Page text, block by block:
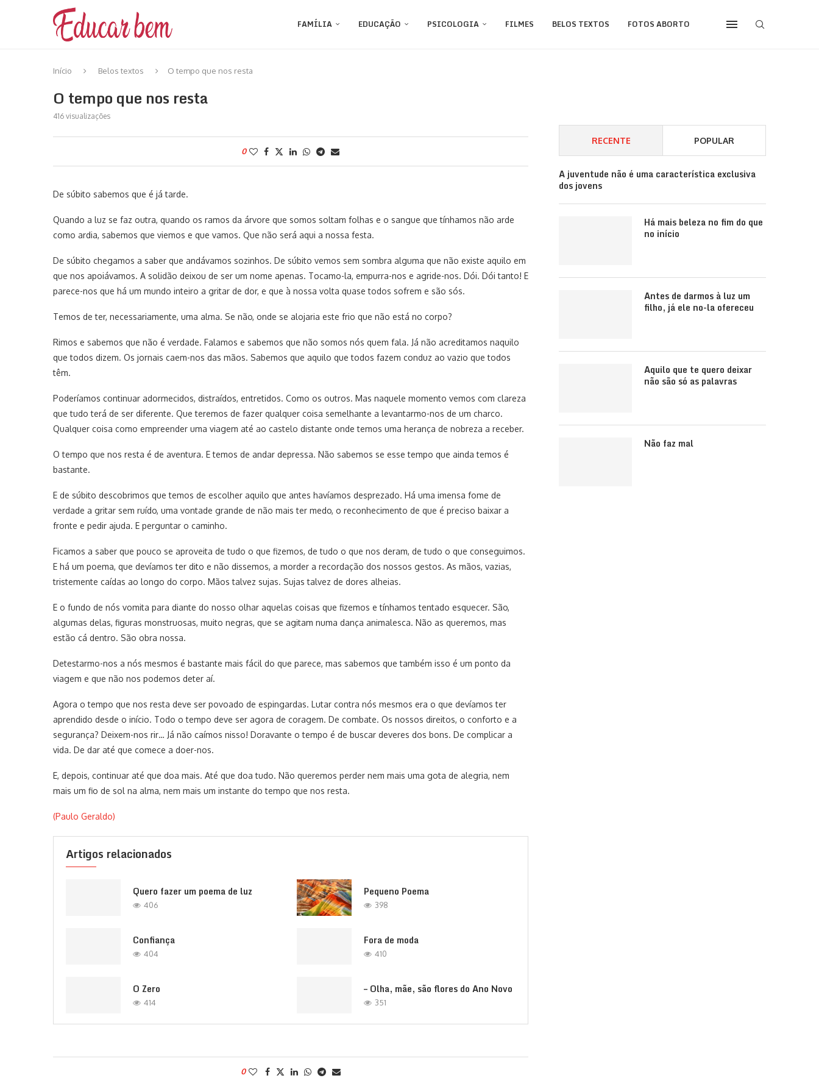
FAMÍLIA EDUCAÇÃO PSICOLOGIA FILMES BELOS TEXTOS FOTOS ABORTO
Início Belos textos O tempo que nos resta
O tempo que nos resta
416 visualizações
0
De súbito sabemos que é já tarde.
Quando a luz se faz outra, quando os ramos da árvore que somos soltam folhas e o sangue que tínhamos não arde
como ardia, sabemos que viemos e que vamos. Que não será aqui a nossa festa.
De súbito chegamos a saber que andávamos sozinhos. De súbito vemos sem sombra alguma que não existe aquilo em
que nos apoiávamos. A solidão deixou de ser um nome apenas. Tocamo-la, empurra-nos e agride-nos. Dói. Dói tanto! E
parece-nos que há um mundo inteiro a gritar de dor, e que à nossa volta quase todos sofrem e são sós.
Temos de ter, necessariamente, uma alma. Se não, onde se alojaria este frio que não está no corpo?
Rimos e sabemos que não é verdade. Falamos e sabemos que não somos nós quem fala. Já não acreditamos naquilo
que todos dizem. Os jornais caem-nos das mãos. Sabemos que aquilo que todos fazem conduz ao vazio que todos
têm.
Poderíamos continuar adormecidos, distraídos, entretidos. Como os outros. Mas naquele momento vemos com clareza
que tudo terá de ser diferente. Que teremos de fazer qualquer coisa semelhante a levantarmo-nos de um charco.
Qualquer coisa como empreender uma viagem até ao castelo distante onde temos uma herança de nobreza a receber.
O tempo que nos resta é de aventura. E temos de andar depressa. Não sabemos se esse tempo que ainda temos é
bastante.
E de súbito descobrimos que temos de escolher aquilo que antes havíamos desprezado. Há uma imensa fome de
verdade a gritar sem ruído, uma vontade grande de não mais ter medo, o reconhecimento de que é preciso baixar a
fronte e pedir ajuda. E perguntar o caminho.
Ficamos a saber que pouco se aproveita de tudo o que fizemos, de tudo o que nos deram, de tudo o que conseguimos.
E há um poema, que devíamos ter dito e não dissemos, a morder a recordação dos nossos gestos. As mãos, vazias,
tristemente caídas ao longo do corpo. Mãos talvez sujas. Sujas talvez de dores alheias.
E o fundo de nós vomita para diante do nosso olhar aquelas coisas que fizemos e tínhamos tentado esquecer. São,
algumas delas, figuras monstruosas, muito negras, que se agitam numa dança animalesca. Não as queremos, mas
estão cá dentro. São obra nossa.
Detestarmo-nos a nós mesmos é bastante mais fácil do que parece, mas sabemos que também isso é um ponto da
viagem e que não nos podemos deter aí.
Agora o tempo que nos resta deve ser povoado de espingardas. Lutar contra nós mesmos era o que devíamos ter
aprendido desde o início. Todo o tempo deve ser agora de coragem. De combate. Os nossos direitos, o conforto e a
segurança? Deixem-nos rir… Já não caímos nisso! Doravante o tempo é de buscar deveres dos bons. De complicar a
vida. De dar até que comece a doer-nos.
E, depois, continuar até que doa mais. Até que doa tudo. Não queremos perder nem mais uma gota de alegria, nem
mais um fio de sol na alma, nem mais um instante do tempo que nos resta.
(Paulo Geraldo)
Artigos relacionados
Quero fazer um poema de luz
406
Pequeno Poema
398
Confiança
404
Fora de moda
410
O Zero
414
– Olha, mãe, são flores do Ano Novo
351
0
RECENTE POPULAR
A juventude não é uma característica exclusiva
dos jovens
Há mais beleza no fim do que
no início
Antes de darmos à luz um
filho, já ele no-la ofereceu
Aquilo que te quero deixar
não são só as palavras
Não faz mal